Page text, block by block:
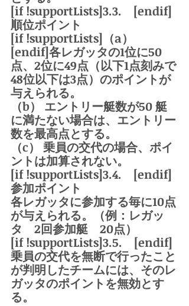
[if !supportLists]3.3.    [endif]
順位ポイント
[if !supportLists]（a）
[endif]各レガッタの1位に50
点、2位に49点（以下1点刻みで
48位以下は3点）のポイントが
与えられる。
（b） エントリー艇数が50 艇
に満たない場合は、エントリー
数を最高点とする。
（c） 乗員の交代の場合、ポイ
ントは加算されない。
[if !supportLists]3.4.    [endif]
参加ポイント
各レガッタに参加する毎に10点
が与えられる。（例：レガッ
タ　2回参加艇　20点）
[if !supportLists]3.5.    [endif]
乗員の交代を無断で行ったこと
が判明したチームには、そのレ
ガッタのポイントを無効とす
る。